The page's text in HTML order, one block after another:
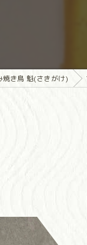
焼き鳥 魁(さきがけ)